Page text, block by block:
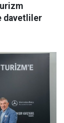
davetliler